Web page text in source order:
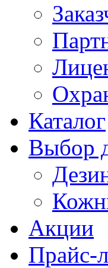
Каталог
Выбор
Акции
Прайс-